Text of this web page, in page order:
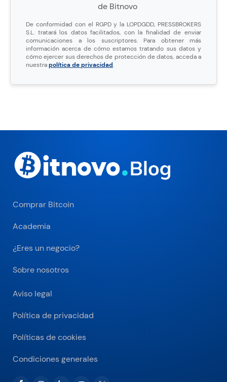
de Bitnovo
De conformidad con el RGPD y la LOPDGDD, PRESSBROKERS
S.L. tratará los datos facilitados, con la finalidad de enviar
comunicaciones a los suscriptores. Para obtener más
información acerca de cómo estamos tratando sus datos y
cómo ejercer sus derechos de protección de datos, acceda a
nuestrapolítica de privacidad.
Comprar Bitcoin
Academia
¿Eres un negocio?
Sobre nosotros
Aviso legal
Política de privacidad
Políticas de cookies
Condiciones generales